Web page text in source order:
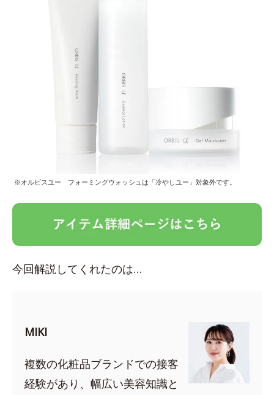
※オルビスユー フォーミングウォッシュは「冷やしユー」対象外です。
今回解説してくれたのは…
MIKI
複数の化粧品ブランドでの接客
経験があり、幅広い美容知識と